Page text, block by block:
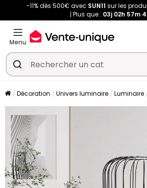
-11% dès 500€ avec SUN11 sur les
Plus que : 03j 02h 57m
Menu
Décoration Univers luminaire Luminaire